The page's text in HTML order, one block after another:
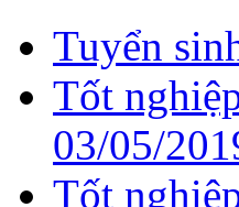
Tuyển
Tốt
03/05/
Tốt